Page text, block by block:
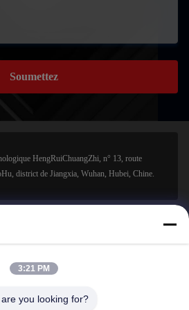
Soumettez
HengRuiChuangZhi, n° 13, route
district de Jiangxia, Wuhan, Hubei, Chine.
3:21 PM
you looking for?